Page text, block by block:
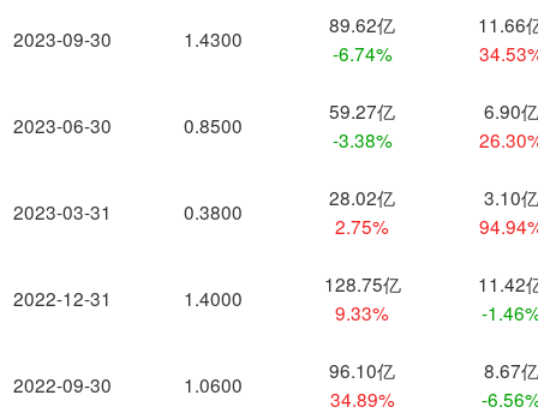
2023-09-30
2023-06-30
2023-03-31
2022-12-31
2022-09-30
1.4300
89.62亿
-6.74%
11.66
0.8500
59.27亿
-3.38%
6.90亿
0.3800
28.02亿
2.75%
3.10亿
1.4000
128.75亿
9.33%
11.42
-
1.0600
96.10亿
34.89%
8.67亿
-